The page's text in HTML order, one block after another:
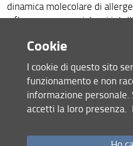
dinamica molecolare di
a fluorescenza e sistemi
precisione.
Persone:Magrini,Pinelli,
Condividi
Assegnisti di ricerca
Titolari di contratti di
incarichi di ricerca
Unità di ricerca
Valutazione della ricerca
Cookie
I cookie di questo sito
funzionamento e non
informazione personale.
accetti la loro presenza.